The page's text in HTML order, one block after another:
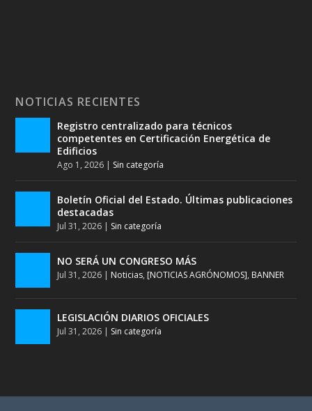
NOTICIAS RECIENTES
Registro centralizado para técnicos
competentes en Certificación Energética de
Edificios
Ago 1, 2026 | Sin categoría
Boletín Oficial del Estado. Últimas publicaciones
destacadas
Jul 31, 2026 | Sin categoría
NO SERÁ UN CONGRESO MÁS
Jul 31, 2026 | Noticias, [NOTICIAS AGRÓNOMOS], BANNER
LEGISLACIÓN DIARIOS OFICIALES
Jul 31, 2026 | Sin categoría